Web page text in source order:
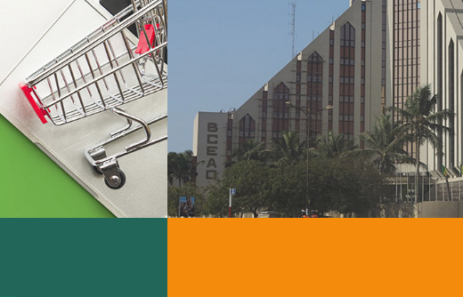
Banque et finance
Plateformes digitales
Web, Intranet et Extranet